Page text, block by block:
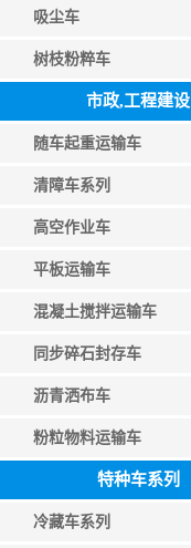
吸尘车
树枝粉粹车
市政,工程建设
随车起重运输车
清障车系列
高空作业车
平板运输车
混凝土搅拌运输车
同步碎石封存车
沥青洒布车
粉粒物料运输车
特种车系列
冷藏车系列